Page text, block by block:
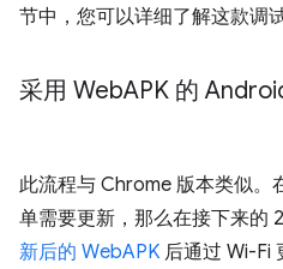
节中，您可以详细了解这款调试
采用 WebAPK 的
此流程与 Chrome 版本类似。
单需要更新，那么在接下来的
新后的 WebAPK 后通过 Wi-Fi